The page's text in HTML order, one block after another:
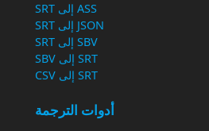
ASS إلى SRT
JSON إلى SRT
SBV إلى SRT
SRT إلى SBV
SRT إلى CSV
أدوات الترجمة